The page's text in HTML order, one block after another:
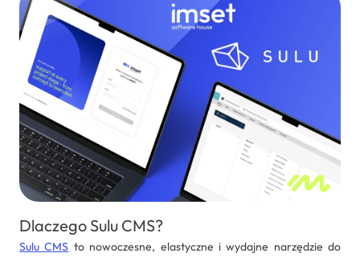
Zarządzanie projektami IT
Systemy Comarch ERP
Dlaczego Sulu CMS?
Sulu CMS to nowoczesne, elastyczne i wydajne narzędzie do